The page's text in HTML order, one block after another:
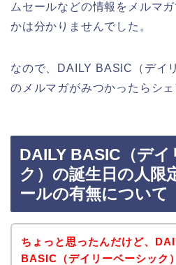
ムセールなどの情報をメルマ
かは分かりませんでした。
なので、DAILY BASIC（デイ
のメルマガがみつかったらシ
DAILY BASIC（デイ
ク）の誕生日の人限
ールの有無について
ちょっと思ったんだけど、
BASIC（デイリーベーシック